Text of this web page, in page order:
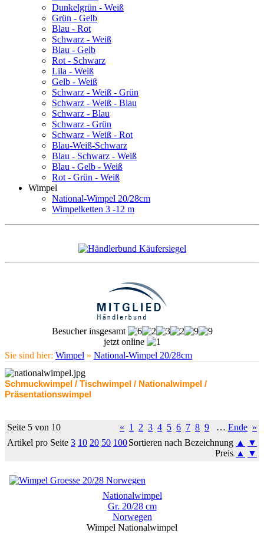
Dunkelgrün - Weiß
Grün - Gelb
Blau - Rot
Schwarz - Weiß
Blau - Gelb
Rot - Schwarz
Lila - Weiß
Gelb - Weiß
Schwarz - Weiß - Grün
Schwarz - Weiß - Blau
Schwarz - Blau
Schwarz - Grün
Schwarz - Weiß - Rot
Blau-Weiß-Schwarz
Blau - Schwarz - Weiß
Blau - Gelb - Weiß
Rot - Grün - Weiß
Wimpel
National-Wimpel 20/28cm
Wimpelketten 3 -12 m
Besucher insgesamt
jetzt online
Sie sind hier: Wimpel » National-Wimpel 20/28cm
Schmuckwimpel / Tischwimpel / Nationalwimpel /
Präsentationswimpel
Seite 5 von 10 « 1 2 3 4 5 6 7 8 9 … Ende »
Artikel pro Seite 3 10 20 50 100Sortieren nach Bezeichnung ▲
▼
Preis ▲ ▼
Nationalwimpel
Gr. 20/28 cm
Norwegen
Wimpel Nationalwimpel